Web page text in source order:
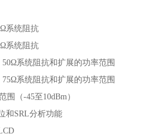
系统阻抗
系统阻抗
系统阻抗和扩展的功率范围
系统阻抗和扩展的功率范围
（-45至10dBm）
和SRL分析功能